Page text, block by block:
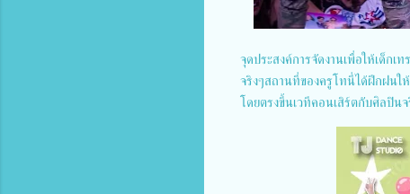
จุดประสงค์การจัดงานเพื่อให้เด็ก
จริงๆสถานที่ของครูโทนี่ได้ฝึกฝนใ
โดยตรงขึ้นเวทีคอนเสิร์ตกับศิลปินจ